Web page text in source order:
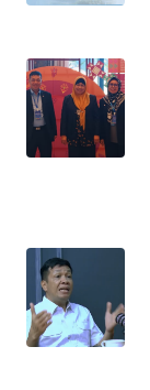
WN
WN
BANTEN
WN
KEPRI
WN